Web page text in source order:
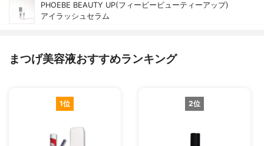
PHOEBE BEAUTY UP(フィービービューティーアップ)
アイラッシュセラム
まつげ美容液おすすめランキング
1位 2位